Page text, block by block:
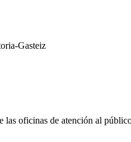
Gasteiz
las oficinas de atención al